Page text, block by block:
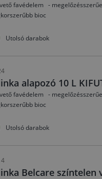
favédelem -
bioc
Utolsó darabok
alapozó 10 L
favédelem -
bioc
Utolsó darabok
Belcare színtelen